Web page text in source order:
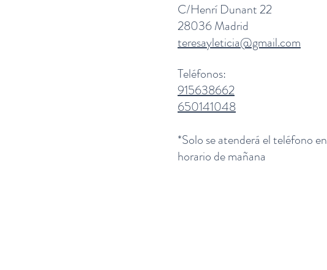
C/Henrí Dunant 22
28036 Madrid
teresayleticia@gmail.com
Teléfonos:
915638662
650141048
*Solo se atenderá el teléfono en
horario de mañana